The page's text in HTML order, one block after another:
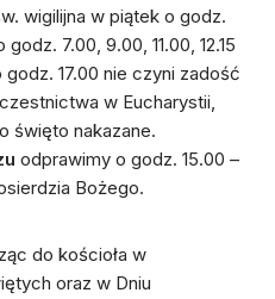
wigilijna w piątek o godz.
7.00, 9.00, 11.00, 12.15
godz. 17.00 nie czyni zadość
w Eucharystii,
święto nakazane.
odprawimy o godz. 15.00 –
Bożego.
do kościoła w
oraz w Dniu